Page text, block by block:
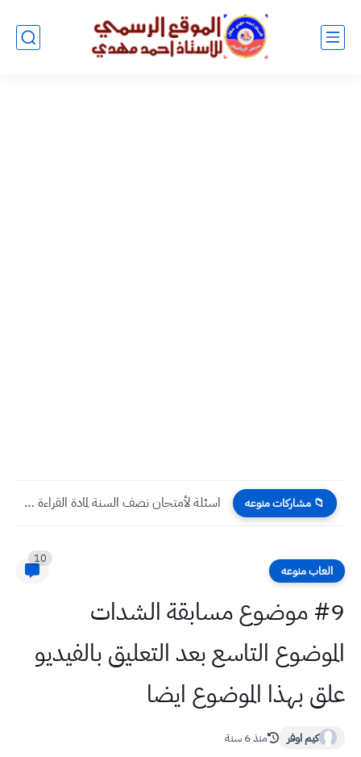
📁 مشاركات منوعه اسئلة لأمتحان نصف السنة لمادة القراءة صف ثاني الابتدائي سنة...
العاب منوعه
10
#9 موضوع مسابقة الشدات
الموضوع التاسع بعد التعليق بالفيديو
علق بهذا الموضوع ايضا
كيم اوفر منذ 6 سنة